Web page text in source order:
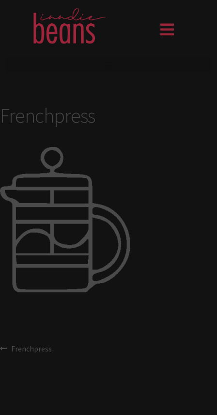
Frenchpress
Frenchpress